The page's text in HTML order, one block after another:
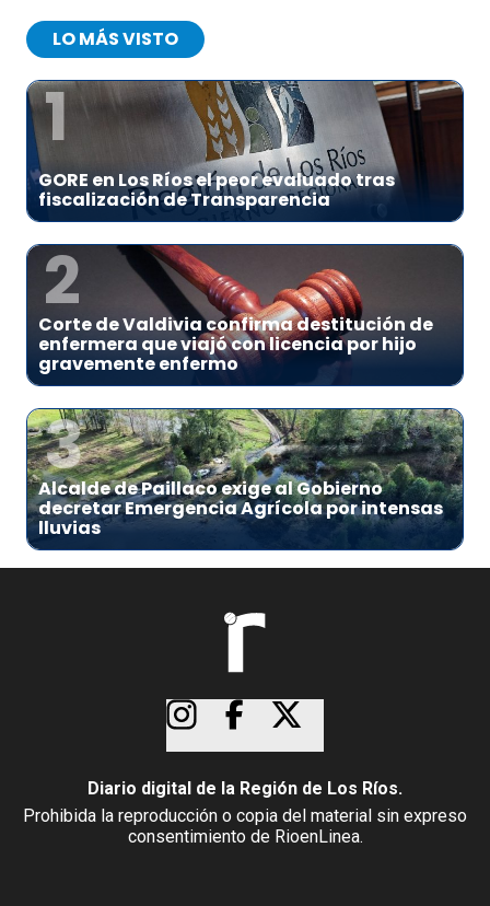
LO MÁS VISTO
1
GORE en Los Ríos el peor evaluado tras
fiscalización de Transparencia
2
Corte de Valdivia confirma destitución de
enfermera que viajó con licencia por hijo
gravemente enfermo
3
Alcalde de Paillaco exige al Gobierno
decretar Emergencia Agrícola por intensas
lluvias
Diario digital de la Región de Los Ríos.
Prohibida la reproducción o copia del material sin expreso
consentimiento de RioenLinea.